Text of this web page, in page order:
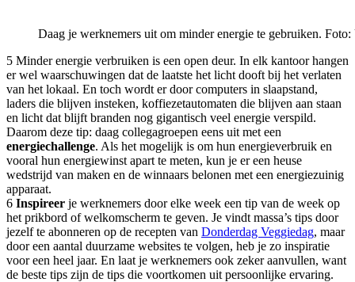
Daag je werknemers uit om minder energie te gebruiken. Foto:
5 Minder energie verbruiken is een open deur. In elk kantoor hangen
er wel waarschuwingen dat de laatste het licht dooft bij het verlaten
van het lokaal. En toch wordt er door computers in slaapstand,
laders die blijven insteken, koffiezetautomaten die blijven aan staan
en licht dat blijft branden nog gigantisch veel energie verspild.
Daarom deze tip: daag collegagroepen eens uit met een
energiechallenge. Als het mogelijk is om hun energieverbruik en
vooral hun energiewinst apart te meten, kun je er een heuse
wedstrijd van maken en de winnaars belonen met een energiezuinig
apparaat.
6 Inspireer je werknemers door elke week een tip van de week op
het prikbord of welkomscherm te geven. Je vindt massa’s tips door
jezelf te abonneren op de recepten van Donderdag Veggiedag, maar
door een aantal duurzame websites te volgen, heb je zo inspiratie
voor een heel jaar. En laat je werknemers ook zeker aanvullen, want
de beste tips zijn de tips die voortkomen uit persoonlijke ervaring.